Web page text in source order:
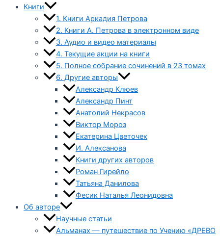
Книги
1. Книги Аркадия Петрова
2. Книги А. Петрова в электронном виде
3. Аудио и видео материалы
4. Текущие акции на книги
5. Полное собрание сочинений в 23 томах
6. Другие авторы
Александр Клюев
Александр Пинт
Анатолий Некрасов
Виктор Мороз
Екатерина Цветочек
И. Алексанова
Книги других авторов
Роман Гирейло
Татьяна Данилова
Фесик Наталья Леонидовна
Об авторе
Научные статьи
Альманах — путешествие по Учению «ДРЕВО